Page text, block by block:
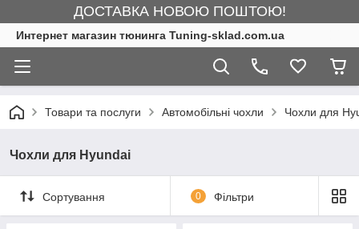
ДОСТАВКА НОВОЮ ПОШТОЮ!
Интернет магазин тюнинга Tuning-sklad.com.ua
Товари та послуги Автомобільні чохли Чохли для
Чохли для Hyundai
Сортування 0 Фільтри